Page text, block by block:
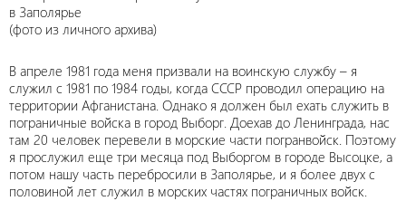
в Заполярье
(фото из личного архива)
В апреле 1981 года меня призвали на воинскую службу – я
служил с 1981 по 1984 годы, когда СССР проводил операцию на
территории Афганистана. Однако я должен был ехать служить в
пограничные войска в город Выборг. Доехав до Ленинграда, нас
там 20 человек перевели в морские части погранвойск. Поэтому
я прослужил еще три месяца под Выборгом в городе Высоцке, а
потом нашу часть перебросили в Заполярье, и я более двух с
половиной лет служил в морских частях пограничных войск.